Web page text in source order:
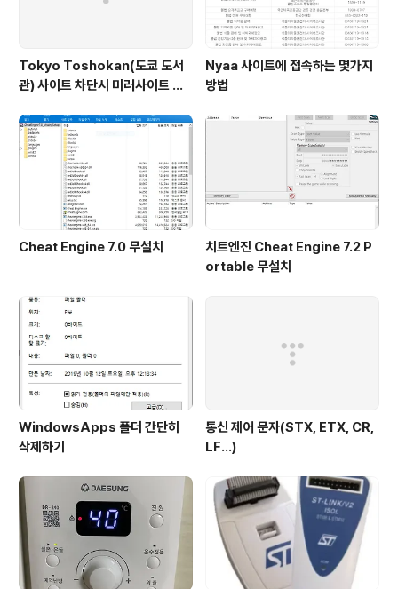
Tokyo Toshokan(도쿄 도서
관) 사이트 차단시 미러사이트 접
Nyaa 사이트에 접속하는 몇가지
방법
Cheat Engine 7.0 무설치
치트엔진 Cheat Engine 7.2 P
ortable 무설치
WindowsApps 폴더 간단히
삭제하기
통신 제어 문자(STX, ETX, CR,
LF...)